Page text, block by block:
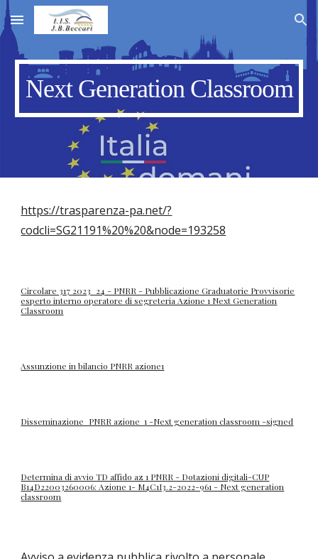
Skip to main content Skip to navigation
Next Generation Classroom
https://trasparenza-pa.net/?
codcli=SG21191%20%20&node=193258
Circolare 317 2023_24 - PNRR - Pubblicazione Graduatorie Provvisorie
esperto interno operatore di segreteria Azione 1 Next Generation
Classroom
Assunzione in bilancio PNRR azione1
Disseminazione_PNRR azione 1 -Next generation classroom -signed
Determina di avvio TD affido az 1 PNRR - Dotazioni digitali-CUP
B14D22003260006: Azione 1- M4C1I3.2-2022-961 - Next generation
classroom